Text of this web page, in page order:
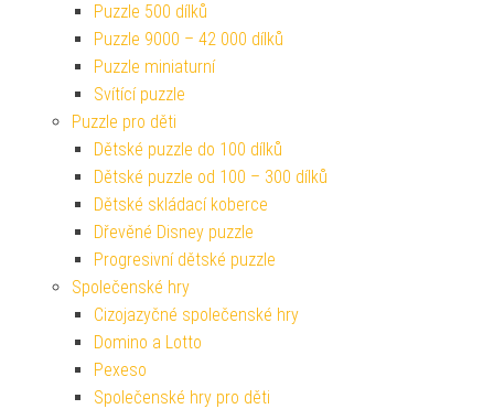
Puzzle 500 dílků
Puzzle 9000 – 42 000 dílků
Puzzle miniaturní
Svítící puzzle
Puzzle pro děti
Dětské puzzle do 100 dílků
Dětské puzzle od 100 – 300 dílků
Dětské skládací koberce
Dřevěné Disney puzzle
Progresivní dětské puzzle
Společenské hry
Cizojazyčné společenské hry
Domino a Lotto
Pexeso
Společenské hry pro děti